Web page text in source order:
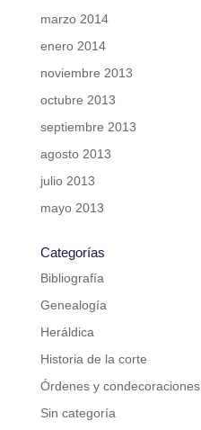
marzo 2014
enero 2014
noviembre 2013
octubre 2013
septiembre 2013
agosto 2013
julio 2013
mayo 2013
Categorías
Bibliografía
Genealogía
Heráldica
Historia de la corte
Órdenes y condecoraciones
Sin categoría